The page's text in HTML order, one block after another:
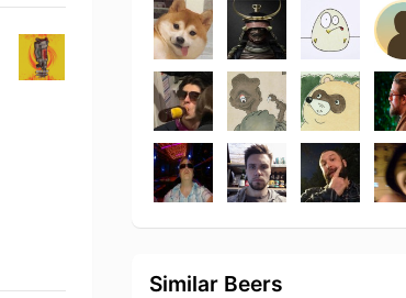
Similar Beers